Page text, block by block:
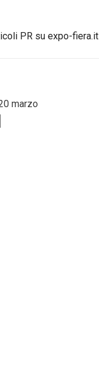
PR su expo-fiera.it
marzo